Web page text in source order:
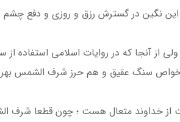
نگین در گسترش رزق و روزی و دفع چشم
از آنجا که در روایات اسلامی استفاده
خواص سنگ عقیق و هم حرز شرف الشمس
از خداوند متعال هست ؛ چون قطعا